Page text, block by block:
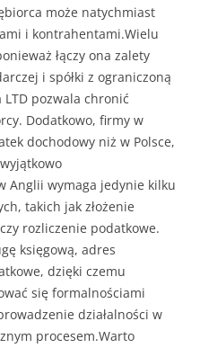
może natychmiast
i kontrahentami.Wielu
łączy ona zalety
i spółki z ograniczoną
pozwala chronić
Dodatkowo, firmy w
dochodowy niż w Polsce,
Anglii wymaga jedynie kilku
takich jak złożenie
rozliczenie podatkowe.
księgową, adres
dzięki czemu
się formalnościami
działalności w
procesem.Warto